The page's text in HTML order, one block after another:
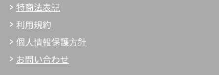
特商法表記
利用規約
個人情報保護方針
お問い合わせ